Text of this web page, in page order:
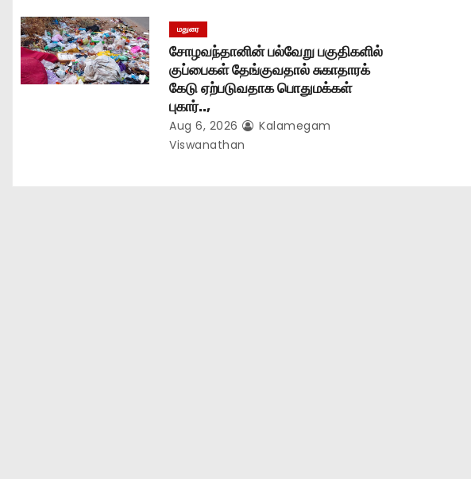
மதுரை
சோழவந்தானின் பல்வேறு பகுதிகளில்
குப்பைகள் தேங்குவதால் சுகாதாரக்
கேடு ஏற்படுவதாக பொதுமக்கள்
புகார்..,
Aug 6, 2026
Kalamegam
Viswanathan